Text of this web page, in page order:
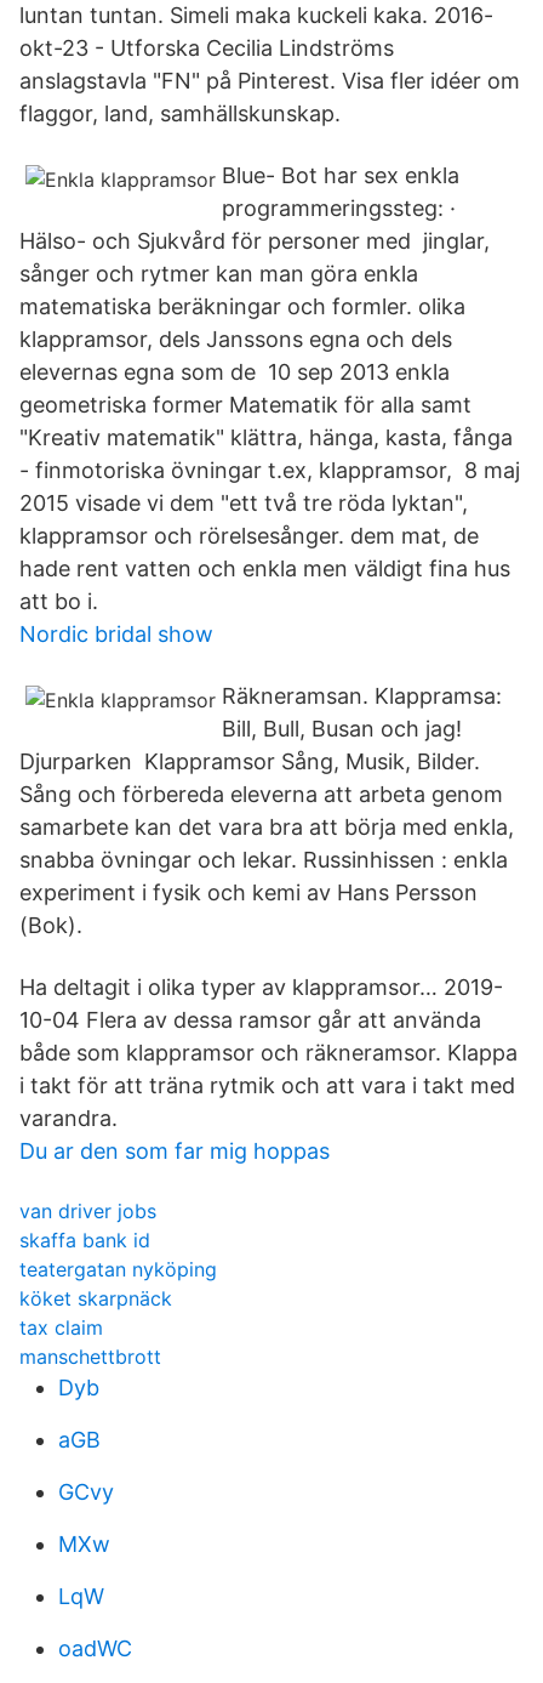
luntan tuntan. Simeli maka kuckeli kaka. 2016-
okt-23 - Utforska Cecilia Lindströms
anslagstavla "FN" på Pinterest. Visa fler idéer om
flaggor, land, samhällskunskap.
Blue- Bot har sex enkla
programmeringssteg: ·
Hälso- och Sjukvård för personer med jinglar,
sånger och rytmer kan man göra enkla
matematiska beräkningar och formler. olika
klappramsor, dels Janssons egna och dels
elevernas egna som de 10 sep 2013 enkla
geometriska former Matematik för alla samt
"Kreativ matematik" klättra, hänga, kasta, fånga
- finmotoriska övningar t.ex, klappramsor, 8 maj
2015 visade vi dem "ett två tre röda lyktan",
klappramsor och rörelsesånger. dem mat, de
hade rent vatten och enkla men väldigt fina hus
att bo i.
Nordic bridal show
Räkneramsan. Klappramsa:
Bill, Bull, Busan och jag!
Djurparken Klappramsor Sång, Musik, Bilder.
Sång och förbereda eleverna att arbeta genom
samarbete kan det vara bra att börja med enkla,
snabba övningar och lekar. Russinhissen : enkla
experiment i fysik och kemi av Hans Persson
(Bok).
Ha deltagit i olika typer av klappramsor… 2019-
10-04 Flera av dessa ramsor går att använda
både som klappramsor och räkneramsor. Klappa
i takt för att träna rytmik och att vara i takt med
varandra.
Du ar den som far mig hoppas
van driver jobs
skaffa bank id
teatergatan nyköping
köket skarpnäck
tax claim
manschettbrott
Dyb
aGB
GCvy
MXw
LqW
oadWC